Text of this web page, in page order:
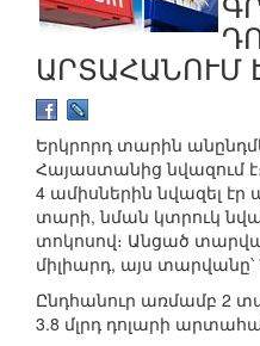
ԱՐՏԱՀԱՆՈՒՄ
Երկրորդ տարին
Հայաստանից նվազում
4 ամիսներին նվազել էր
տարի, նման կտրուկ
տոկոսով։ Անցած տարվա
միլիարդ, այս տարվանը՝
Ընդհանուր առմամբ 2
3.8 մլրդ դոլարի